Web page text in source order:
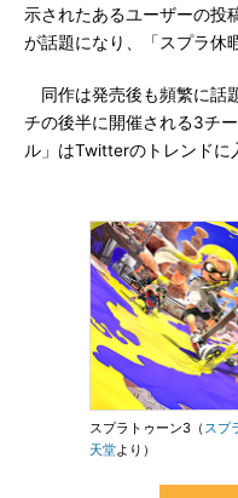
示されたあるユーザーの投
が話題になり、「スプラ休
同作は発売後も頻繁に話
チの後半に開催される3チ
ル」はTwitterのトレンドに
スプラトゥーン3（スプ
天堂より）